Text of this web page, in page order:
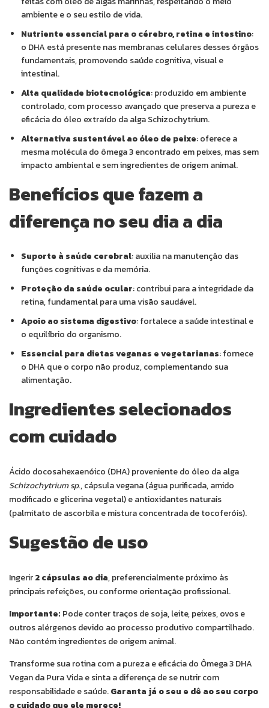
ambiente e o seu estilo de vida.
Nutriente essencial para o cérebro, retina e intestino:
o DHA está presente nas membranas celulares desses órgãos
fundamentais, promovendo saúde cognitiva, visual e
intestinal.
Alta qualidade biotecnológica: produzido em ambiente
controlado, com processo avançado que preserva a pureza e
eficácia do óleo extraído da alga Schizochytrium.
Alternativa sustentável ao óleo de peixe: oferece a
mesma molécula do ômega 3 encontrado em peixes, mas sem
impacto ambiental e sem ingredientes de origem animal.
Benefícios que fazem a
diferença no seu dia a dia
Suporte à saúde cerebral: auxilia na manutenção das
funções cognitivas e da memória.
Proteção da saúde ocular: contribui para a integridade da
retina, fundamental para uma visão saudável.
Apoio ao sistema digestivo: fortalece a saúde intestinal e
o equilíbrio do organismo.
Essencial para dietas veganas e vegetarianas: fornece
o DHA que o corpo não produz, complementando sua
alimentação.
Ingredientes selecionados
com cuidado
Ácido docosahexaenóico (DHA) proveniente do óleo da alga
Schizochytrium sp., cápsula vegana (água purificada, amido
modificado e glicerina vegetal) e antioxidantes naturais
(palmitato de ascorbila e mistura concentrada de tocoferóis).
Sugestão de uso
Ingerir2 cápsulas ao dia, preferencialmente próximo às
principais refeições, ou conforme orientação profissional.
Importante: Pode conter traços de soja, leite, peixes, ovos e
outros alérgenos devido ao processo produtivo compartilhado.
Não contém ingredientes de origem animal.
Transforme sua rotina com a pureza e eficácia do Ômega 3 DHA
Vegan da Pura Vida e sinta a diferença de se nutrir com
responsabilidade e saúde.Garanta já o seu e dê ao seu corpo
o cuidado que ele merece!